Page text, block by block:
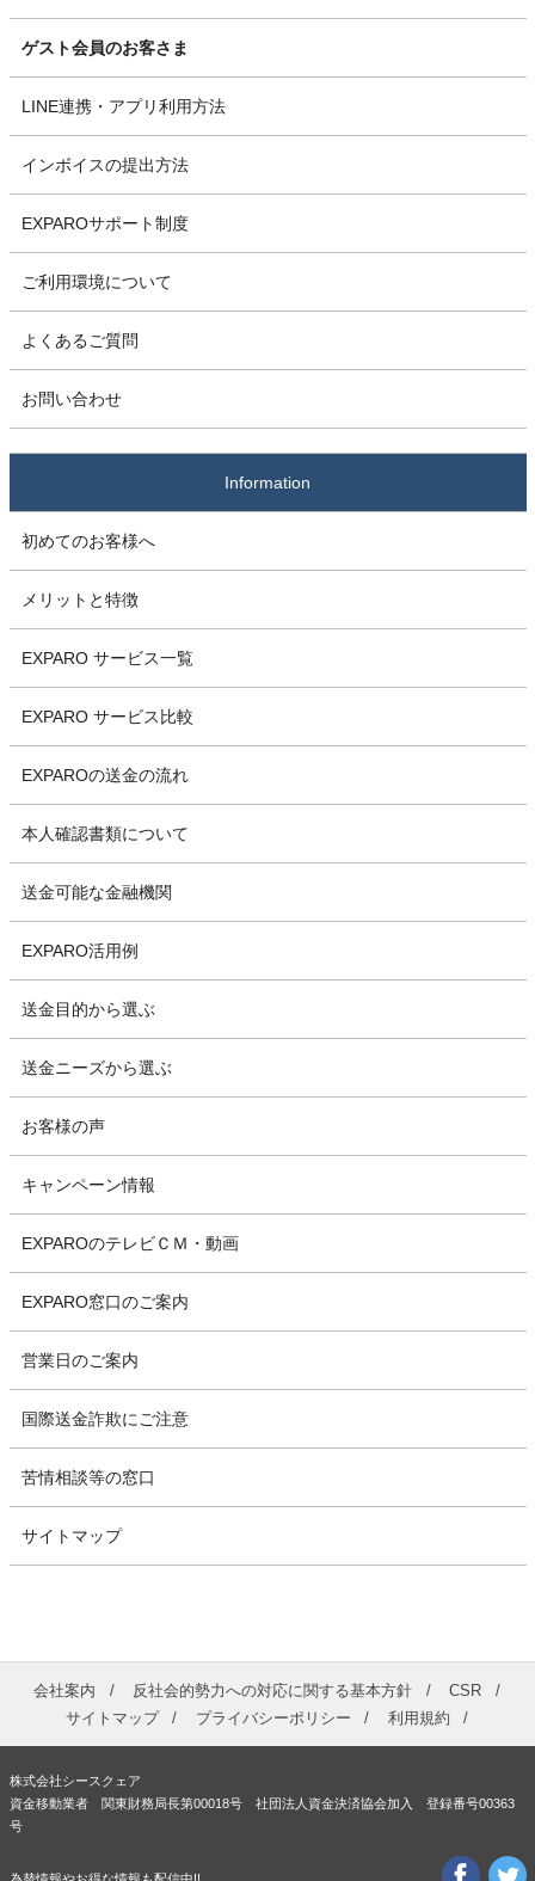
ゲスト会員のお客さま
LINE連携・アプリ利用方法
インボイスの提出方法
EXPAROサポート制度
ご利用環境について
よくあるご質問
お問い合わせ
Information
初めてのお客様へ
メリットと特徴
EXPARO サービス一覧
EXPARO サービス比較
EXPAROの送金の流れ
本人確認書類について
送金可能な金融機関
EXPARO活用例
送金目的から選ぶ
送金ニーズから選ぶ
お客様の声
キャンペーン情報
EXPAROのテレビＣＭ・動画
EXPARO窓口のご案内
営業日のご案内
国際送金詐欺にご注意
苦情相談等の窓口
サイトマップ
会社案内 反社会的勢力への対応に関する基本方針
CSR
サイトマップ
プライバシーポリシー 利用規約
株式会社シースクェア
資金移動業者 関東財務局長第00018号 社団法人資金決済協会加入 登録番号00363
号